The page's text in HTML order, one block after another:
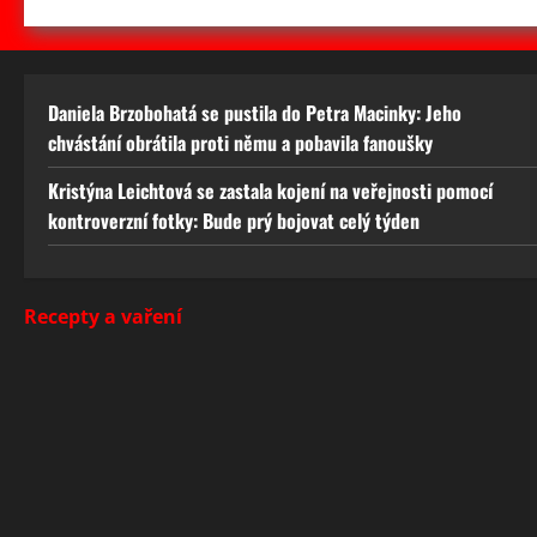
Daniela Brzobohatá se pustila do Petra Macinky: Jeho
chvástání obrátila proti němu a pobavila fanoušky
Kristýna Leichtová se zastala kojení na veřejnosti pomocí
kontroverzní fotky: Bude prý bojovat celý týden
Recepty a vaření